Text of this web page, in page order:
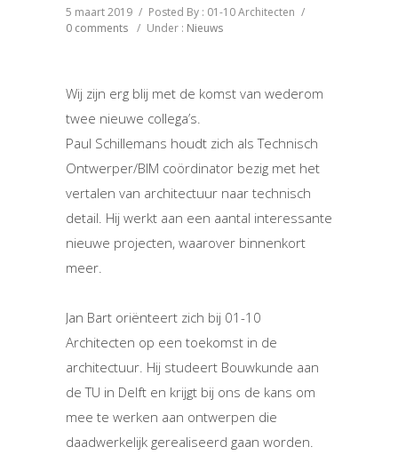
5 maart 2019 / Posted By : 01-10 Architecten /
0 comments / Under : Nieuws
Wij zijn erg blij met de komst van wederom
twee nieuwe collega’s.
Paul Schillemans houdt zich als Technisch
Ontwerper/BIM coördinator bezig met het
vertalen van architectuur naar technisch
detail. Hij werkt aan een aantal interessante
nieuwe projecten, waarover binnenkort
meer.
Jan Bart oriënteert zich bij 01-10
Architecten op een toekomst in de
architectuur. Hij studeert Bouwkunde aan
de TU in Delft en krijgt bij ons de kans om
mee te werken aan ontwerpen die
daadwerkelijk gerealiseerd gaan worden.